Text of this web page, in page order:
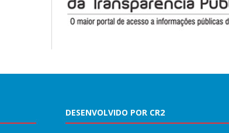
DESENVOLVIDO POR CR2